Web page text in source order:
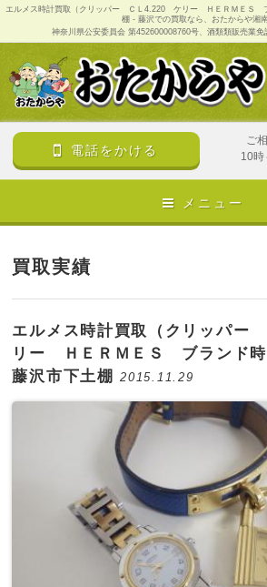
エルメス時計買取（クリッパー ＣＬ4.220 ケリー ＨＥＲＭＥＳ
棚 - 藤沢での買取なら、おたからや湘
神奈川県公安委員会 第452600008760号、酒類類販売業
電話をかける
ご
10時
メニュー
買取実績
エルメス時計買取（クリッパ
リー ＨＥＲＭＥＳ ブランド
藤沢市下土棚2015.11.29